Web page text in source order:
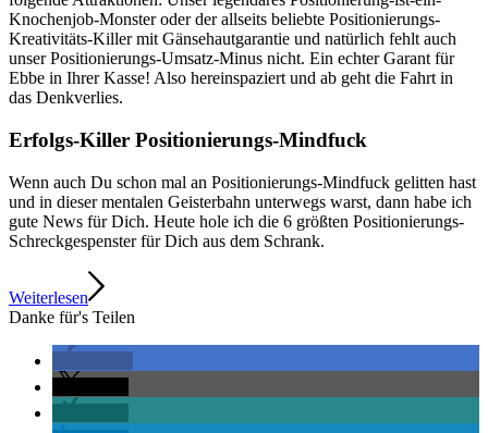
Knochenjob-Monster oder der allseits beliebte Positionierungs-
Kreativitäts-Killer mit Gänsehautgarantie und natürlich fehlt auch
unser Positionierungs-Umsatz-Minus nicht. Ein echter Garant für
Ebbe in Ihrer Kasse! Also hereinspaziert und ab geht die Fahrt in
das Denkverlies.
Erfolgs-Killer Positionierungs-Mindfuck
Wenn auch Du schon mal an Positionierungs-Mindfuck gelitten hast
und in dieser mentalen Geisterbahn unterwegs warst, dann habe ich
gute News für Dich. Heute hole ich die 6 größten Positionierungs-
Schreckgespenster für Dich aus dem Schrank.
Weiterlesen
Danke für's Teilen